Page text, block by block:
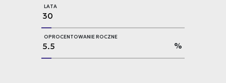
LATA
OPROCENTOWANIE ROCZNE
%